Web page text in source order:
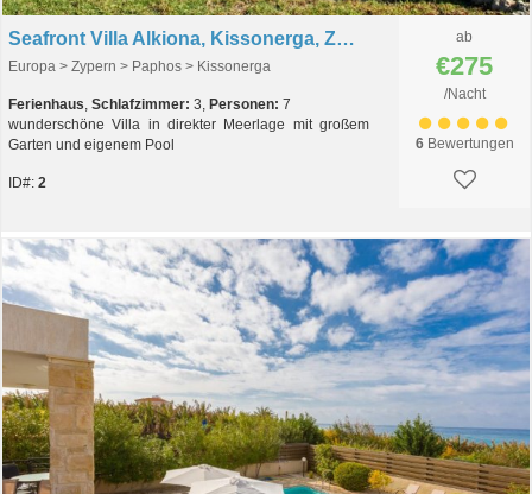
Seafront Villa Alkiona, Kissonerga, Zypern
Europa > Zypern > Paphos > Kissonerga
Ferienhaus, Schlafzimmer: 3, Personen: 7
wunderschöne Villa in direkter Meerlage mit großem
Garten und eigenem Pool
ID#: 2
ab
€275
/Nacht
6Bewertungen